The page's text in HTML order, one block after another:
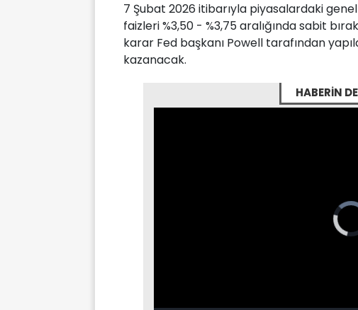
7 Şubat 2026 itibarıyla piyasalardaki
faizleri %3,50 - %3,75 aralığında sabit
karar Fed başkanı Powell tarafından
kazanacak.
HABERİN